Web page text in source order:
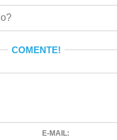
COMENTE!
E-MAIL: